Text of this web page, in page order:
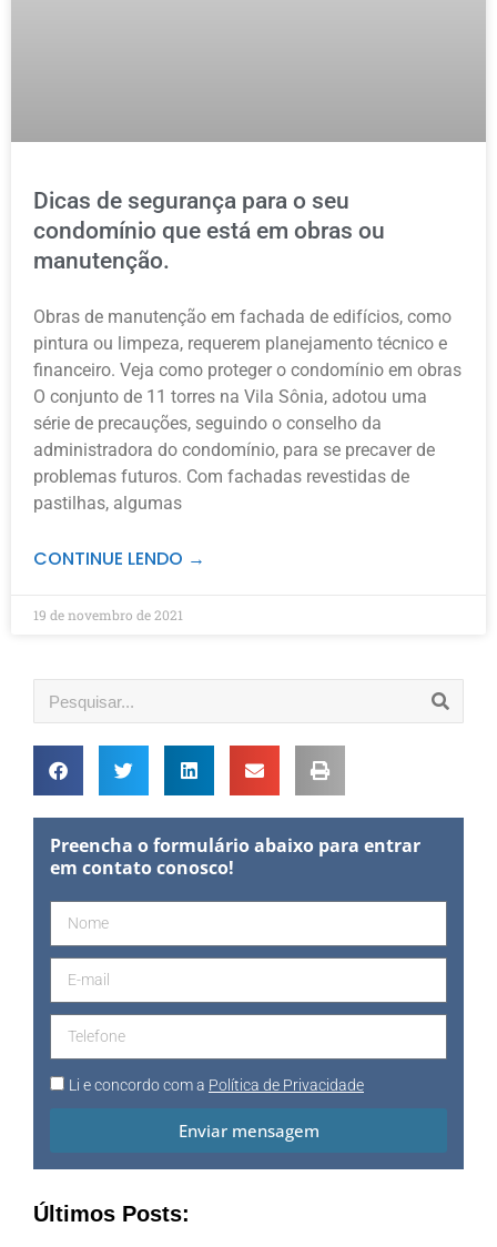
Dicas de segurança para o seu
condomínio que está em obras ou
manutenção.
Obras de manutenção em fachada de edifícios, como
pintura ou limpeza, requerem planejamento técnico e
financeiro. Veja como proteger o condomínio em obras
O conjunto de 11 torres na Vila Sônia, adotou uma
série de precauções, seguindo o conselho da
administradora do condomínio, para se precaver de
problemas futuros. Com fachadas revestidas de
pastilhas, algumas
CONTINUE LENDO →
19 de novembro de 2021
Preencha o formulário abaixo para entrar
em contato conosco!
Li e concordo com a Política de Privacidade
Enviar mensagem
Últimos Posts: